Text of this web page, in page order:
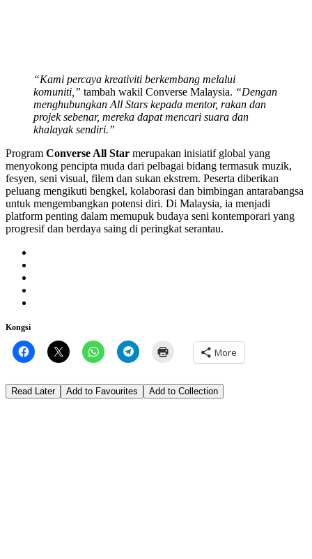
“Kami percaya kreativiti berkembang melalui
komuniti,” tambah wakil Converse Malaysia. “Dengan
menghubungkan All Stars kepada mentor, rakan dan
projek sebenar, mereka dapat mencari suara dan
khalayak sendiri.”
Program Converse All Star merupakan inisiatif global yang
menyokong pencipta muda dari pelbagai bidang termasuk muzik,
fesyen, seni visual, filem dan sukan ekstrem. Peserta diberikan
peluang mengikuti bengkel, kolaborasi dan bimbingan antarabangsa
untuk mengembangkan potensi diri. Di Malaysia, ia menjadi
platform penting dalam memupuk budaya seni kontemporari yang
progresif dan berdaya saing di peringkat serantau.
Kongsi
More
Read Later Add to Favourites Add to Collection